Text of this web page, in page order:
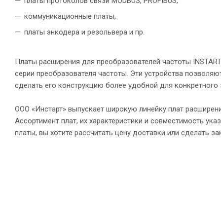
коммуникационные платы,
платы энкодера и резольвера и пр.
Платы расширения для преобразователей частоты
серии преобразователя частоты. Эти устройства
сделать его конструкцию более удобной для конкретного
ООО «Инстарт» выпускает широкую линейку плат
Ассортимент плат, их характеристики и совместимость
платы, вы хотите рассчитать цену доставки или сделать